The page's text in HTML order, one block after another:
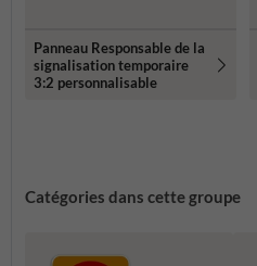
Panneau Responsable de la
signalisation temporaire
3:2 personnalisable
Catégories dans cette groupe